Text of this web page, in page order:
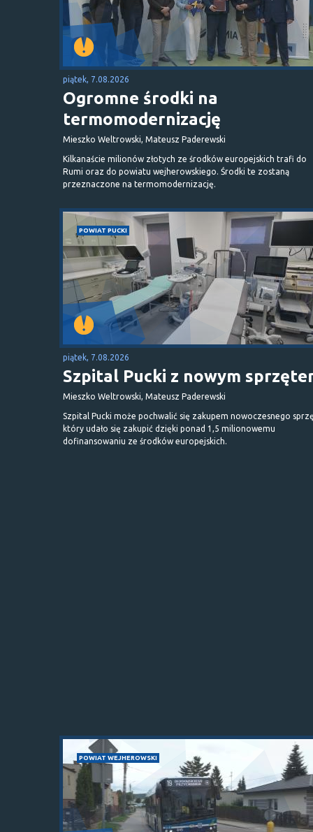
piątek, 7.08.2026
Ogromne środki na
termomodernizację
Mieszko Weltrowski, Mateusz Paderewski
Kilkanaście milionów złotych ze środków europejskich trafi do
Rumi oraz do powiatu wejherowskiego. Środki te zostaną
przeznaczone na termomodernizację.
POWIAT PUCKI
piątek, 7.08.2026
Szpital Pucki z nowym
Mieszko Weltrowski, Mateusz Paderewski
Szpital Pucki może pochwalić się zakupem nowoczesnego
który udało się zakupić dzięki ponad 1,5 milionowemu
dofinansowaniu ze środków europejskich.
POWIAT WEJHEROWSKI